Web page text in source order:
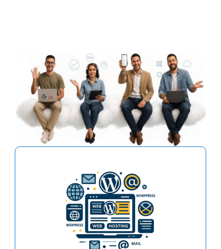
El hosting para crear y hospedar fácilmente
uno o más sitios web con sus respectivas
cuentas de email. Especial para Wordpress,
Joomla, Woocomerce o cualquier otro sitio